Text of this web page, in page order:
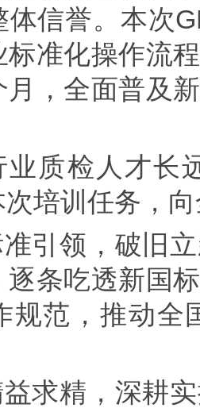
信誉。本次
标准化操作流
月，全面普及
业质检人才长
培训任务，
引领，破旧
条吃透新国
规范，推动全
求精，深耕